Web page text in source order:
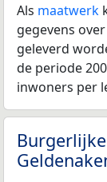
Als maatwerk
gegevens
geleverd
de periode
inwoners per